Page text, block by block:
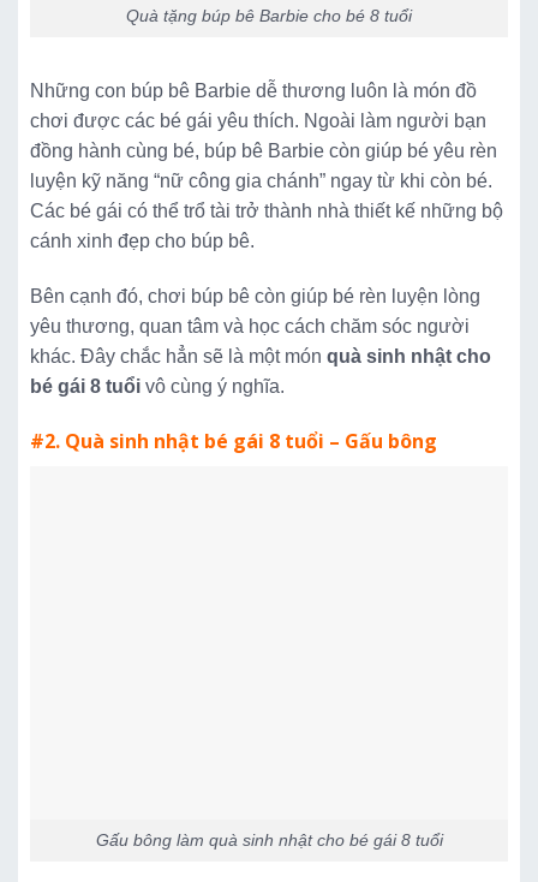
Quà tặng búp bê Barbie cho bé 8 tuổi
Những con búp bê Barbie dễ thương luôn là món đồ
chơi được các bé gái yêu thích. Ngoài làm người bạn
đồng hành cùng bé, búp bê Barbie còn giúp bé yêu rèn
luyện kỹ năng “nữ công gia chánh” ngay từ khi còn bé.
Các bé gái có thể trổ tài trở thành nhà thiết kế những bộ
cánh xinh đẹp cho búp bê.
Bên cạnh đó, chơi búp bê còn giúp bé rèn luyện lòng
yêu thương, quan tâm và học cách chăm sóc người
khác. Đây chắc hẳn sẽ là một món quà sinh nhật cho
bé gái 8 tuổi vô cùng ý nghĩa.
#2. Quà sinh nhật bé gái 8 tuổi – Gấu bông
Gấu bông làm quà sinh nhật cho bé gái 8 tuổi